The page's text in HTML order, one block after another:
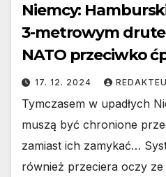
Niemcy:
3-metrowym
NATO przeciwko
17. 12. 2024
Tymczasem w upadłych
muszą być chronione
zamiast ich zamykać…
również przeciera oczy ze